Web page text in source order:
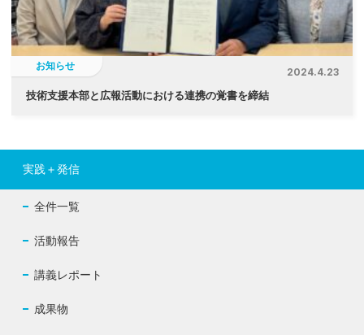
お知らせ
2024.4.23
技術支援本部と広報活動における連携の覚書を締結
実践＋発信
全件一覧
活動報告
講義レポート
成果物